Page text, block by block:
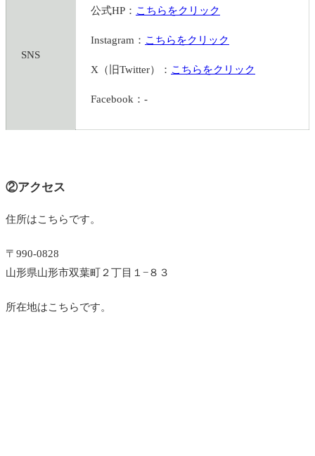
SNS
公式HP： こちらをクリック
Instagram： こちらをクリック
X（旧Twitter）： こちらをクリック
Facebook：-
②アクセス
住所はこちらです。
〒990-0828
山形県山形市双葉町２丁目１−８３
所在地はこちらです。